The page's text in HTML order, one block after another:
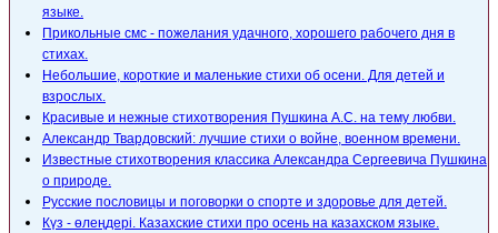
языке.
Прикольные смс - пожелания удачного, хорошего рабочего дня в
стихах.
Небольшие, короткие и маленькие стихи об осени. Для детей и
взрослых.
Красивые и нежные стихотворения Пушкина А.С. на тему любви.
Александр Твардовский: лучшие стихи о войне, военном времени.
Известные стихотворения классика Александра Сергеевича Пушкина
о природе.
Русские пословицы и поговорки о спорте и здоровье для детей.
Күз - өлеңдері. Казахские стихи про осень на казахском языке.